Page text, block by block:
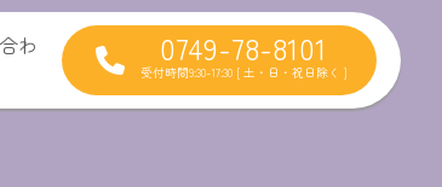
わ
0749-78-8101
受付時間9:30-17:30 [ 土・日・祝日除く ]